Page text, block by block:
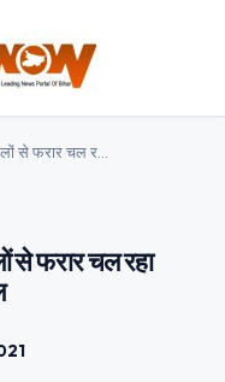
से फरार चल रहा